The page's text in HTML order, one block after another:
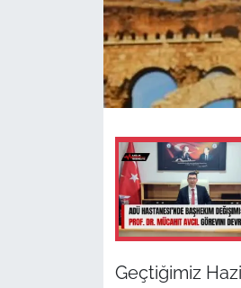
Geçtiğimiz